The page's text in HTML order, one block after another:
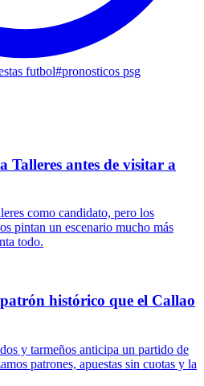
futbol#pronosticos psg
Talleres antes de visitar a
como candidato, pero los
pintan un escenario mucho más
todo.
histórico que el Callao
y tarmeños anticipa un partido de
patrones, apuestas sin cuotas y la